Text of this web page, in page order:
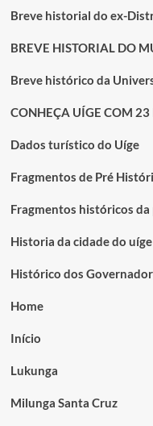
Breve historial do ex-
BREVE HISTORIAL DO
Breve histórico da
CONHEÇA UÍGE COM
Dados turístico do Uíge
Fragmentos de Pré
Fragmentos históricos
Historia da cidade do uíge
Histórico dos
Home
Início
Lukunga
Milunga Santa Cruz